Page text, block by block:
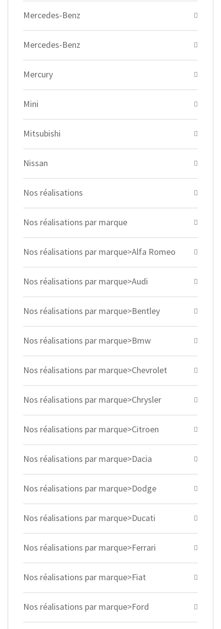
Mercedes-Benz
Mercedes-Benz
Mercury
Mini
Mitsubishi
Nissan
Nos réalisations
Nos réalisations par marque
Nos réalisations par marque>Alfa Romeo
Nos réalisations par marque>Audi
Nos réalisations par marque>Bentley
Nos réalisations par marque>Bmw
Nos réalisations par marque>Chevrolet
Nos réalisations par marque>Chrysler
Nos réalisations par marque>Citroen
Nos réalisations par marque>Dacia
Nos réalisations par marque>Dodge
Nos réalisations par marque>Ducati
Nos réalisations par marque>Ferrari
Nos réalisations par marque>Fiat
Nos réalisations par marque>Ford